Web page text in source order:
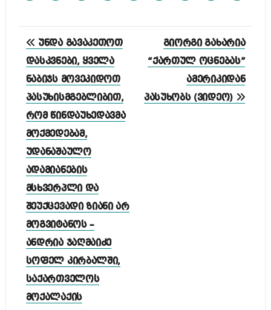
პოსტის
ნავიგაცია
უნდა გავაკეთოთ
დასკვნები, ყველა
ნაბიჯს მოვეკიდოთ
პასუხისმგებლიბით,
რომ წინდაუხედავმა
მოქმედებამ,
უდანაშაულო
ადამიანების
მსხვერპლი და
შეუქცევადი ზიანი არ
მოგვიტანოს –
ანდრია ჯაღმაიძე
სოფელ კირბალში,
საქართველოს
მოქალაქის
გიორგი გახარია
“ქართულ ოცნებას”
ამერიკიდან
პასუხობს (ვიდეო)